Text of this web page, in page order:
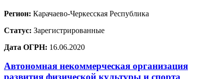
Регион: Карачаево-Черкесская Республика
Статус: Зарегистрированные
Дата ОГРН: 16.06.2020
Автономная некоммерческая организация